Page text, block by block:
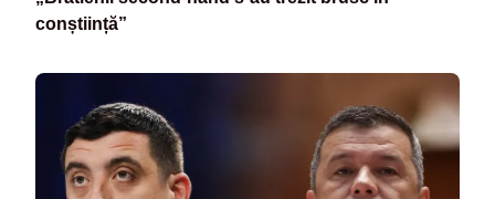
conștiință”